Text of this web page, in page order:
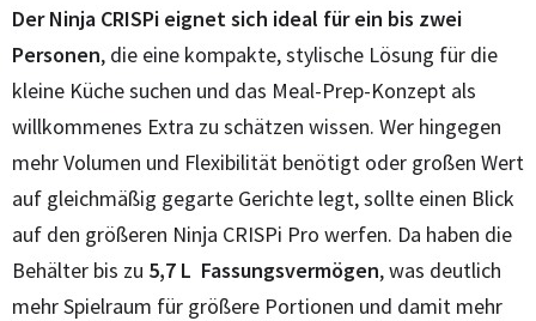
Der Ninja CRISPi eignet sich ideal für ein bis zwei
Personen, die eine kompakte, stylische Lösung für die
kleine Küche suchen und das Meal-Prep-Konzept als
willkommenes Extra zu schätzen wissen. Wer hingegen
mehr Volumen und Flexibilität benötigt oder großen Wert
auf gleichmäßig gegarte Gerichte legt, sollte einen Blick
auf den größeren Ninja CRISPi Pro werfen. Da haben die
Behälter bis zu 5,7 L Fassungsvermögen, was deutlich
mehr Spielraum für größere Portionen und damit mehr